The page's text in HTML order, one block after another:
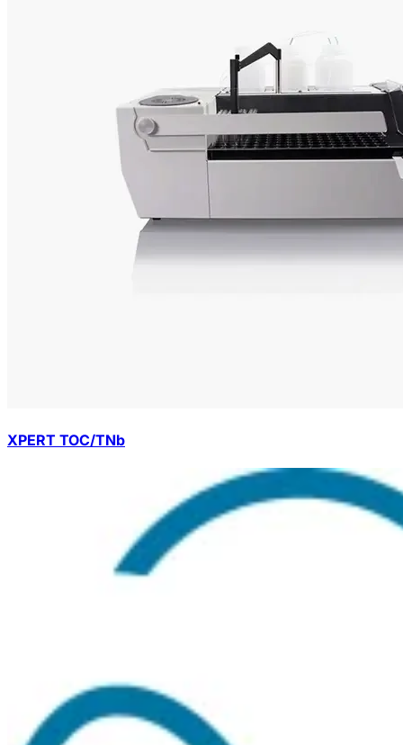
XPERT TOC/TNb